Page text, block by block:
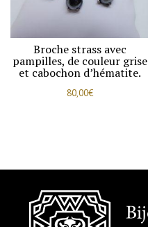
Broche strass avec
pampilles, de couleur grise
et cabochon d’hématite.
80,00€